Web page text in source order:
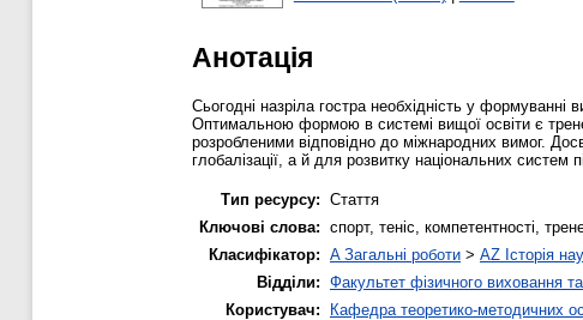
Анотація
Сьогодні назріла гостра необхідність у формуванні
Оптимальною формою в системі вищої освіти є
розробленими відповідно до міжнародних вимог.
глобалізації, а й для розвитку національних систем
Тип ресурсу: Стаття
Ключові слова: спорт, теніс, компетентності,
Класифікатор: A Загальні роботи > AZ Історія
Відділи: Факультет фізичного виховання
Користувач:
Кафедра теоретико-методичних